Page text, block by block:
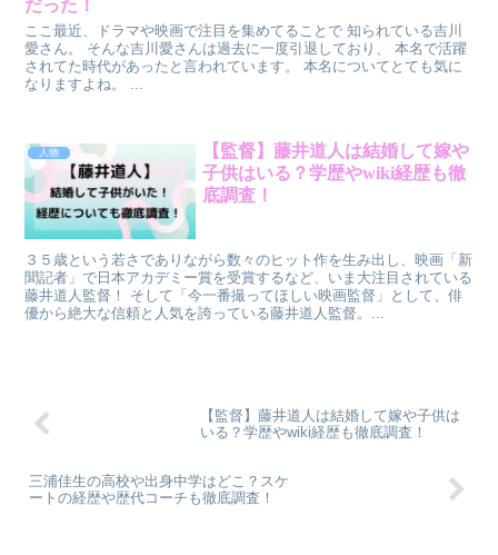
だった！
ここ最近、ドラマや映画で注目を集めてることで 知られている吉川
愛さん。 そんな吉川愛さんは過去に一度引退しており、 本名で活躍
されてた時代があったと言われています。 本名についてとても気に
なりますよね。 ...
人物
【監督】藤井道人は結婚して嫁や
子供はいる？学歴やwiki経歴も徹
底調査！
３５歳という若さでありながら数々のヒット作を生み出し、映画「新
聞記者」で日本アカデミー賞を受賞するなど、いま大注目されている
藤井道人監督！ そして「今一番撮ってほしい映画監督」として、俳
優から絶大な信頼と人気を誇っている藤井道人監督。...
【監督】藤井道人は結婚して嫁や子供は
いる？学歴やwiki経歴も徹底調査！
三浦佳生の高校や出身中学はどこ？スケ
ートの経歴や歴代コーチも徹底調査！